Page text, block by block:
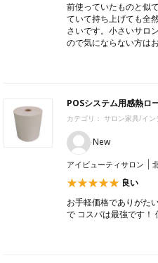
前使っていたものと似
ていて持ち上げても全
さいです。小さいサロ
ので気にならない方は
POSシステム用感熱ロ
カテゴリ： サロン家具/イ
New
アイビューティサロン
良い
お手軽価格でありがた
で コスパは最強です！